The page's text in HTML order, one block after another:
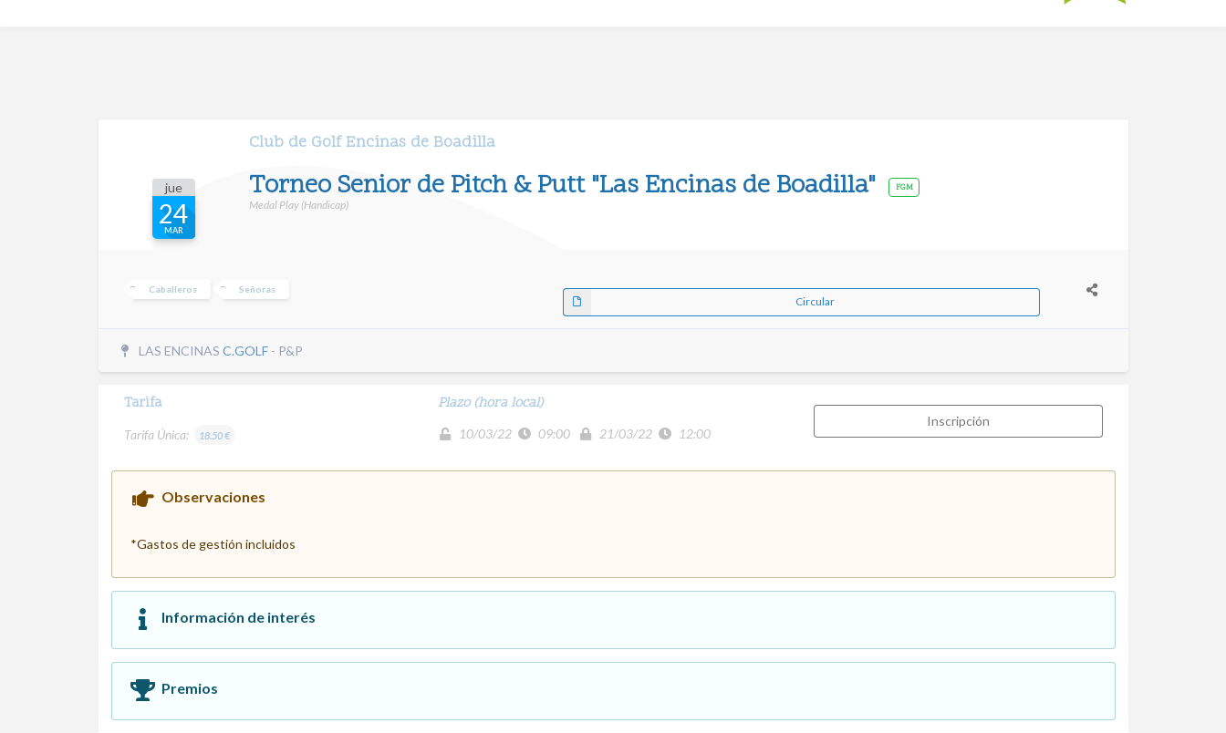
Club de Golf Encinas de Boadilla
jue
24
MAR
Torneo Senior de Pitch & Putt "Las Encinas de Boadilla" FGM
Medal Play (Handicap)
Caballeros Señoras
Circular
LAS ENCINAS C.GOLF- P&P
Tarifa
Tarifa Única: 18.50 €
Plazo (hora local)
10/03/22 09:00 21/03/22 12:00
Inscripción
Observaciones
*Gastos de gestión incluidos
Información de interés
Premios